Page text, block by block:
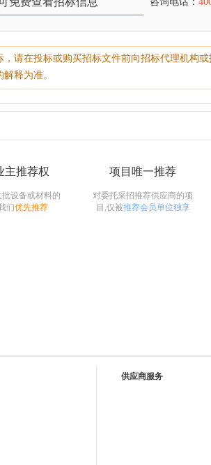
，请在投标或购买招标文件前向招标代理机构
释为准。
主推荐权
设备或材料的
们优先推荐
项目唯一推荐
对委托采招推荐供应商的项
目,仅被推荐会员单位独享
供应商服务